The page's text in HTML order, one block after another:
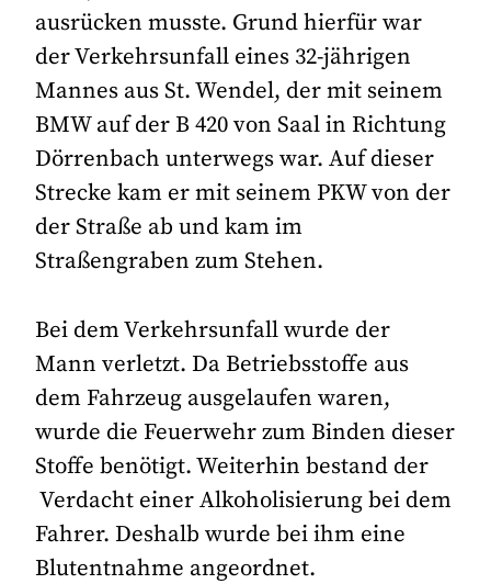
ausrücken musste. Grund hierfür war
der Verkehrsunfall eines 32-jährigen
Mannes aus St. Wendel, der mit seinem
BMW auf der B 420 von Saal in Richtung
Dörrenbach unterwegs war. Auf dieser
Strecke kam er mit seinem PKW von der
der Straße ab und kam im
Straßengraben zum Stehen.
Bei dem Verkehrsunfall wurde der
Mann verletzt. Da Betriebsstoffe aus
dem Fahrzeug ausgelaufen waren,
wurde die Feuerwehr zum Binden dieser
Stoffe benötigt. Weiterhin bestand der
Verdacht einer Alkoholisierung bei dem
Fahrer. Deshalb wurde bei ihm eine
Blutentnahme angeordnet.